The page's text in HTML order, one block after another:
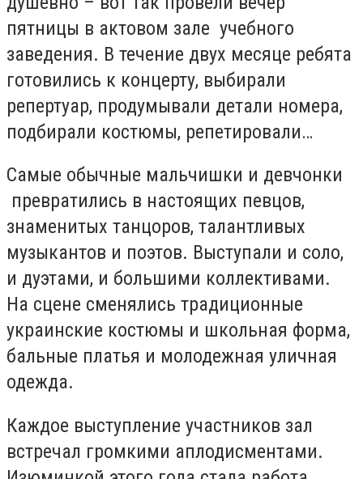
пятницы в актовом зале учебного
заведения. В течение двух месяце ребята
готовились к концерту, выбирали
репертуар, продумывали детали номера,
подбирали костюмы, репетировали…
Самые обычные мальчишки и девчонки
превратились в настоящих певцов,
знаменитых танцоров, талантливых
музыкантов и поэтов. Выступали и соло,
и дуэтами, и большими коллективами.
На сцене сменялись традиционные
украинские костюмы и школьная форма,
бальные платья и молодежная уличная
одежда.
Каждое выступление участников зал
встречал громкими аплодисментами.